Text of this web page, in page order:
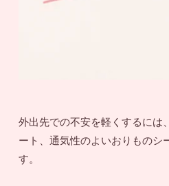
外出先での不安を軽くするには
ート、通気性のよいおりものシ
す。